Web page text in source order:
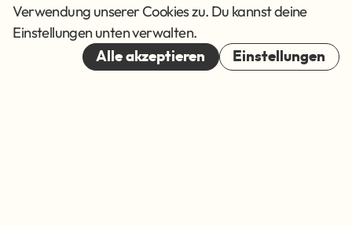
© 2026
Verwendung unserer Cookies zu. Du kannst deine
Einstellungen unten verwalten.
Alle akzeptieren Einstellungen